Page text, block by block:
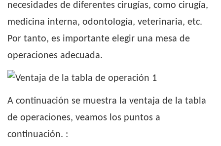
necesidades de diferentes cirugías, como cirugía,
medicina interna, odontología, veterinaria, etc.
Por tanto, es importante elegir una mesa de
operaciones adecuada.
A continuación se muestra la ventaja de la tabla
de operaciones, veamos los puntos a
continuación. :